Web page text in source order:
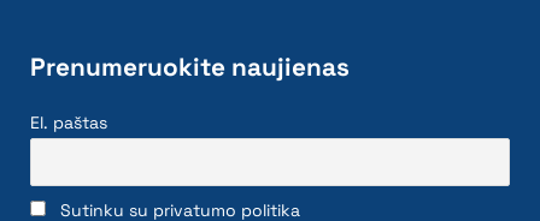
Prenumeruokite naujienas
El. paštas
Sutinku su privatumo politika